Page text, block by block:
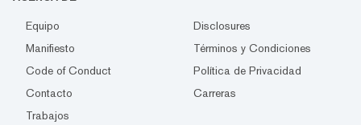
Equipo
Disclosures
Manifiesto
Términos y Condiciones
Code of Conduct
Política de Privacidad
Contacto
Carreras
Trabajos